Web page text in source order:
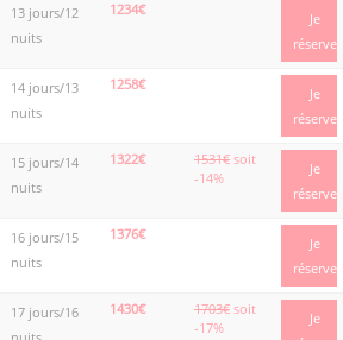
13 jours/12
nuits
1234€
Je
réserve
14 jours/13
nuits
1258€
Je
réserve
15 jours/14
nuits
1322€ 1531€ soit
-14%
Je
réserve
16 jours/15
nuits
1376€
Je
réserve
17 jours/16
1430€ 1703€ soit
-17%
Je